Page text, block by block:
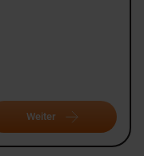
Weiter